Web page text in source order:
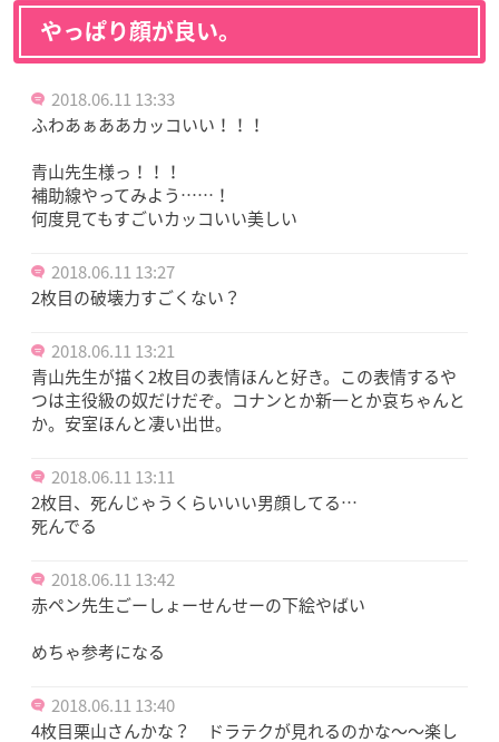
やっぱり顔が良い。
2018.06.11 13:33
ふわあぁああカッコいい！！！
青山先生様っ！！！
補助線やってみよう……！
何度見てもすごいカッコいい美しい
2018.06.11 13:27
2枚目の破壊力すごくない？
2018.06.11 13:21
青山先生が描く2枚目の表情ほんと好き。この表情するや
つは主役級の奴だけだぞ。コナンとか新一とか哀ちゃんと
か。安室ほんと凄い出世。
2018.06.11 13:11
2枚目、死んじゃうくらいいい男顔してる…
死んでる
2018.06.11 13:42
赤ペン先生ごーしょーせんせーの下絵やばい
めちゃ参考になる
2018.06.11 13:40
4枚目栗山さんかな？ ドラテクが見れるのかな～～楽し